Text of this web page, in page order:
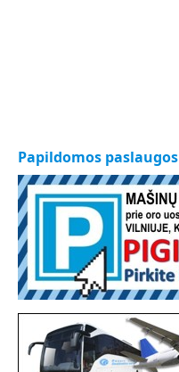
Papildomos paslaugos